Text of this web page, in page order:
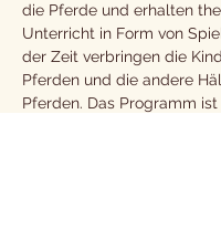
die Pferde und erhalten
Unterricht in Form von
der Zeit verbringen die
Pferden und die andere
Pferden. Das Programm